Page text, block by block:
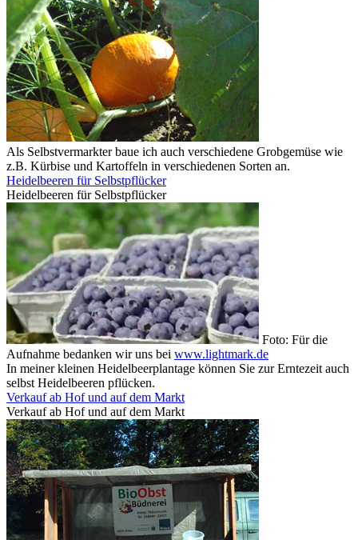
Als Selbstvermarkter baue ich auch verschiedene Grobgemüse wie
z.B. Kürbise und Kartoffeln in verschiedenen Sorten an.
Heidelbeeren für Selbstpflücker
Heidelbeeren für Selbstpflücker
Foto: Für die
Aufnahme bedanken wir uns bei www.lightmark.de
In meiner kleinen Heidelbeerplantage können Sie zur Erntezeit auch
selbst Heidelbeeren pflücken.
Verkauf ab Hof und auf dem Markt
Verkauf ab Hof und auf dem Markt